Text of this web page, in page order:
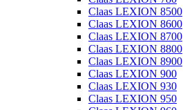
Claas LEXION 8500
Claas LEXION 8600
Claas LEXION 8700
Claas LEXION 8800
Claas LEXION 8900
Claas LEXION 900
Claas LEXION 930
Claas LEXION 950